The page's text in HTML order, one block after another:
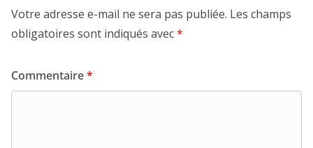
Votre adresse e-mail ne sera pas publiée. Les champs
obligatoires sont indiqués avec*
Commentaire*